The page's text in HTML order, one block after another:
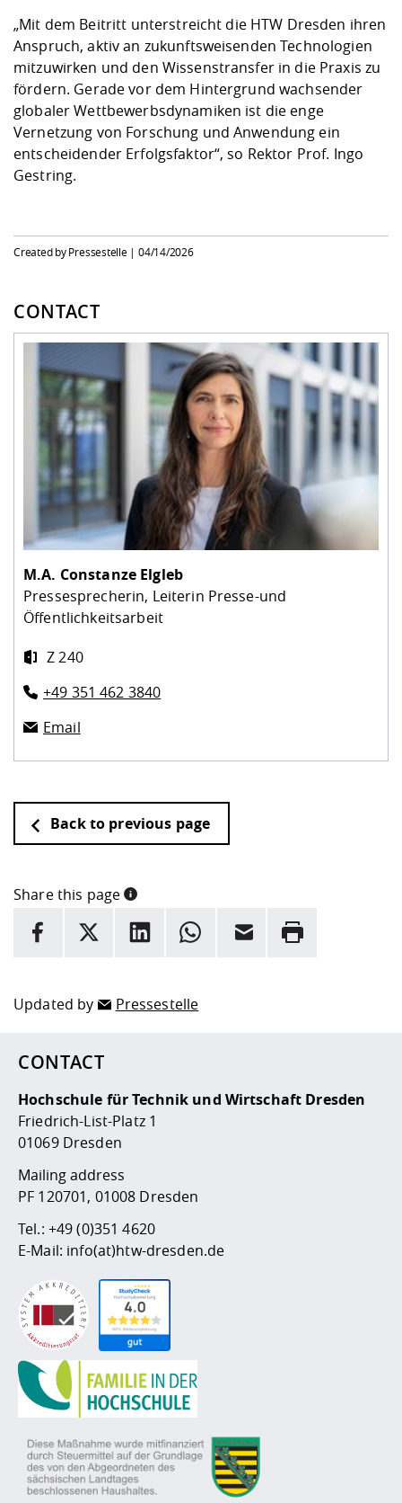
„Mit dem Beitritt unterstreicht die HTW Dresden ihren
Anspruch, aktiv an zukunftsweisenden Technologien
mitzuwirken und den Wissenstransfer in die Praxis zu
fördern. Gerade vor dem Hintergrund wachsender
globaler Wettbewerbsdynamiken ist die enge
Vernetzung von Forschung und Anwendung ein
entscheidender Erfolgsfaktor“, so Rektor Prof. Ingo
Gestring.
Created by Pressestelle |04/14/2026
CONTACT
M.A. Constanze Elgleb
Pressesprecherin, Leiterin Presse-und
Öffentlichkeitsarbeit
Z 240
+49 351 462 3840
Email
Back to previous page
Share this page
INFORMATION
facebook
X LinkedInwhatsappEmail Rrint
Updated by Pressestelle
CONTACT
Hochschule für Technik und Wirtschaft Dresden
Friedrich-List-Platz 1
01069 Dresden
Mailing address
PF 120701, 01008 Dresden
Tel.: +49 (0)351 4620
E-Mail: info(at)htw-dresden.de